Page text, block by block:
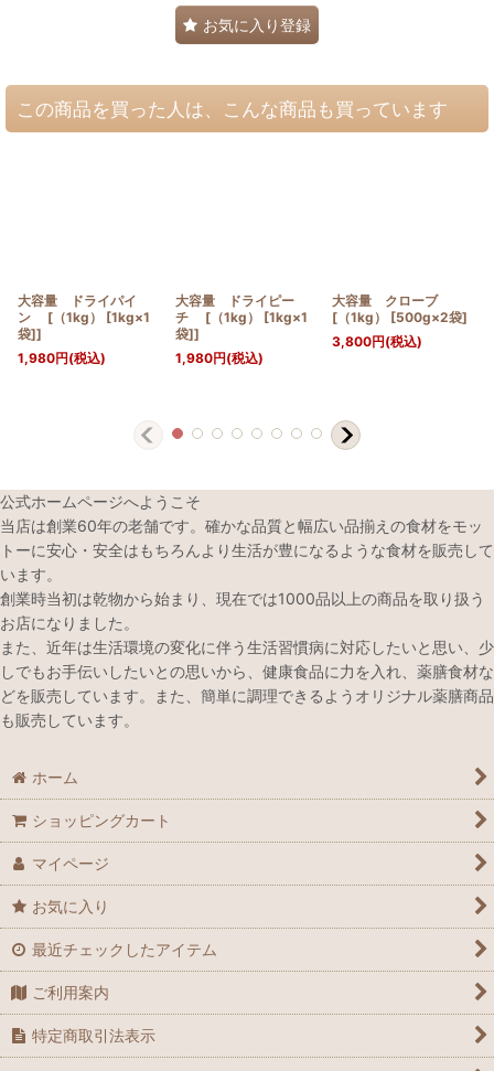
お気に入り登録
この商品を買った人は、こんな商品も買っています
大容量 ドライパイ
ン [（1kg） [1kg×1
袋]]
1,980円(税込)
大容量 ドライピー
チ [（1kg） [1kg×1
袋]]
1,980円(税込)
大容量 クローブ
[（1kg） [500g×2袋]
3,800円(税込)
公式ホームページへようこそ
当店は創業60年の老舗です。確かな品質と幅広い品揃えの食材をモッ
トーに安心・安全はもちろんより生活が豊になるような食材を販売して
います。
創業時当初は乾物から始まり、現在では1000品以上の商品を取り扱う
お店になりました。
また、近年は生活環境の変化に伴う生活習慣病に対応したいと思い、少
しでもお手伝いしたいとの思いから、健康食品に力を入れ、薬膳食材な
どを販売しています。また、簡単に調理できるようオリジナル薬膳商品
も販売しています。
ホーム
ショッピングカート
マイページ
お気に入り
最近チェックしたアイテム
ご利用案内
特定商取引法表示